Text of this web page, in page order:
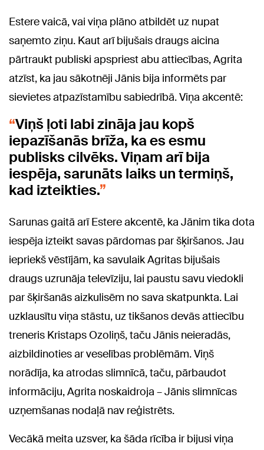
Estere vaicā, vai viņa plāno atbildēt uz nupat
saņemto ziņu. Kaut arī bijušais draugs aicina
pārtraukt publiski apspriest abu attiecības, Agrita
atzīst, ka jau sākotnēji Jānis bija informēts par
sievietes atpazīstamību sabiedrībā. Viņa akcentē:
Viņš ļoti labi zināja jau kopš
iepazīšanās brīža, ka es esmu
publisks cilvēks. Viņam arī bija
iespēja, sarunāts laiks un termiņš,
kad izteikties.
Sarunas gaitā arī Estere akcentē, ka Jānim tika dota
iespēja izteikt savas pārdomas par šķiršanos. Jau
iepriekš vēstījām, ka savulaik Agritas bijušais
draugs uzrunāja televīziju, lai paustu savu viedokli
par šķiršanās aizkulisēm no sava skatpunkta. Lai
uzklausītu viņa stāstu, uz tikšanos devās attiecību
treneris Kristaps Ozoliņš, taču Jānis neieradās,
aizbildinoties ar veselības problēmām. Viņš
norādīja, ka atrodas slimnīcā, taču, pārbaudot
informāciju, Agrita noskaidroja – Jānis slimnīcas
uzņemšanas nodaļā nav reģistrēts.
Vecākā meita uzsver, ka šāda rīcība ir bijusi viņa